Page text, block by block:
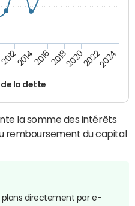
la dette
2012201420162018202020222024
la somme des intérêts
remboursement du capital
plans directement par e-